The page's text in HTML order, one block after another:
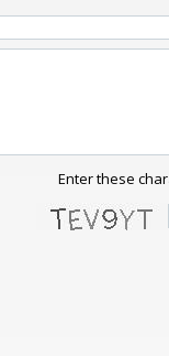
Enter these